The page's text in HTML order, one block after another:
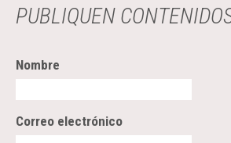
PUBLIQUEN
Nombre
Correo electrónico